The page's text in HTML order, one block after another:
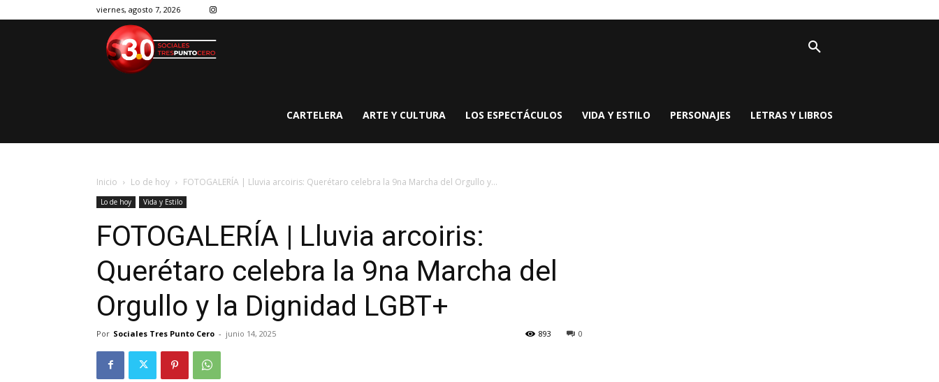
viernes, agosto 7, 2026
CARTELERA ARTE Y CULTURA LOS ESPECTÁCULOS VIDA Y ESTILO PERSONAJES LETRAS Y LIBROS
Inicio Lo de hoy FOTOGALERÍA | Lluvia arcoiris: Querétaro celebra la 9na Marcha del Orgullo y...
Lo de hoy Vida y Estilo
FOTOGALERÍA | Lluvia arcoiris:
Querétaro celebra la 9na Marcha del
Orgullo y la Dignidad LGBT+
Por Sociales Tres Punto Cero - junio 14, 2025 0
893